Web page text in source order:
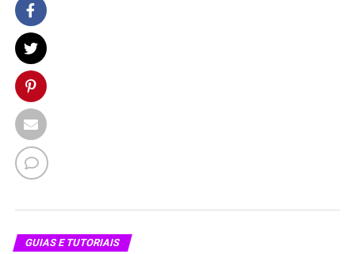
GUIAS E TUTORIAIS